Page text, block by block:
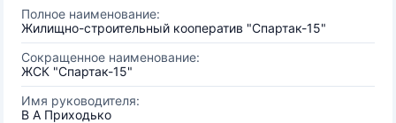
Полное наименование:
Жилищно-строительный кооператив "Спартак-15"
Сокращенное наименование:
ЖСК "Спартак-15"
Имя руководителя:
В А Приходько